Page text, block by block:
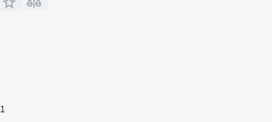
1